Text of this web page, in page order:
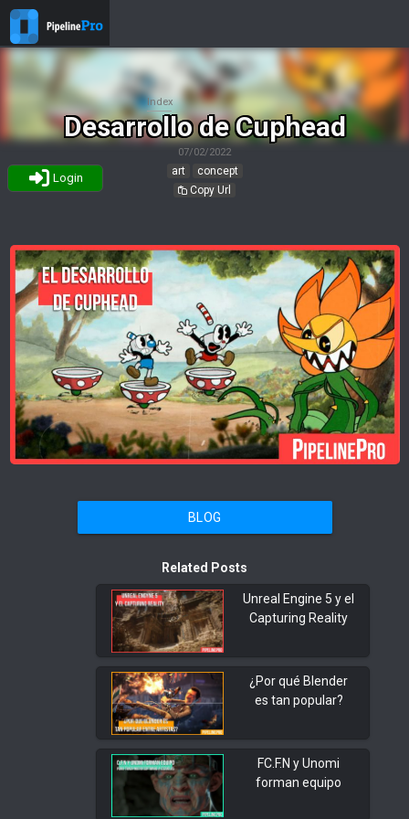
Login
Desarrollo de Cuphead
07/02/2022
art
concept
Copy Url
Index
BLOG
Related Posts
Unreal Engine 5 y el
Capturing Reality
¿Por qué Blender
es tan popular?
FC.F.N y Unomi
forman equipo